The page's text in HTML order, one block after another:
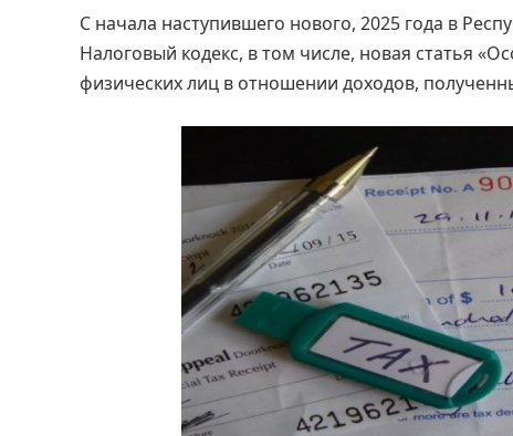
С начала наступившего нового, 2025 года в
Налоговый кодекс, в том числе, новая статья
физических лиц в отношении доходов,